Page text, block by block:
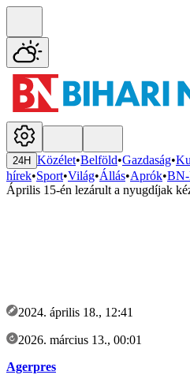
24H Közélet•Belföld•Gazdaság•
hírek•Sport•Világ•Állás•Aprók•
Április 15-én lezárult a nyugdíjak
2024. április 18., 12:41
2026. március 13., 00:01
Agerpres